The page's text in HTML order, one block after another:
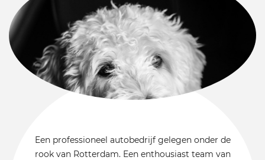
Een professioneel autobedrijf gelegen onder de
rook van Rotterdam. Een enthousiast team van